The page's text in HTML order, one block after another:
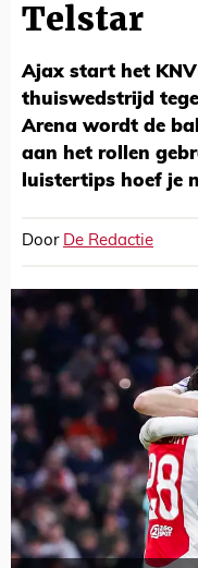
Telstar
Ajax start het
thuiswedstrijd
Arena wordt de
aan het rollen
luistertips hoef je
Door De Redactie